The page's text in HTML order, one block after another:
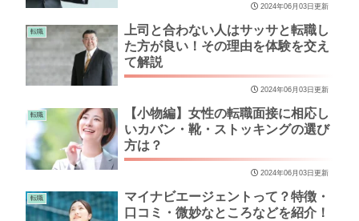
2024年06月03日更新
転職
上司と合わない人はサッサと転職し
た方が良い！その理由を体験を交え
て解説
2024年06月03日更新
転職
【小物編】女性の転職面接に相応し
いカバン・靴・ストッキングの選び
方は？
2024年06月03日更新
転職
マイナビエージェントって？特徴・
口コミ・微妙なところなどを紹介！